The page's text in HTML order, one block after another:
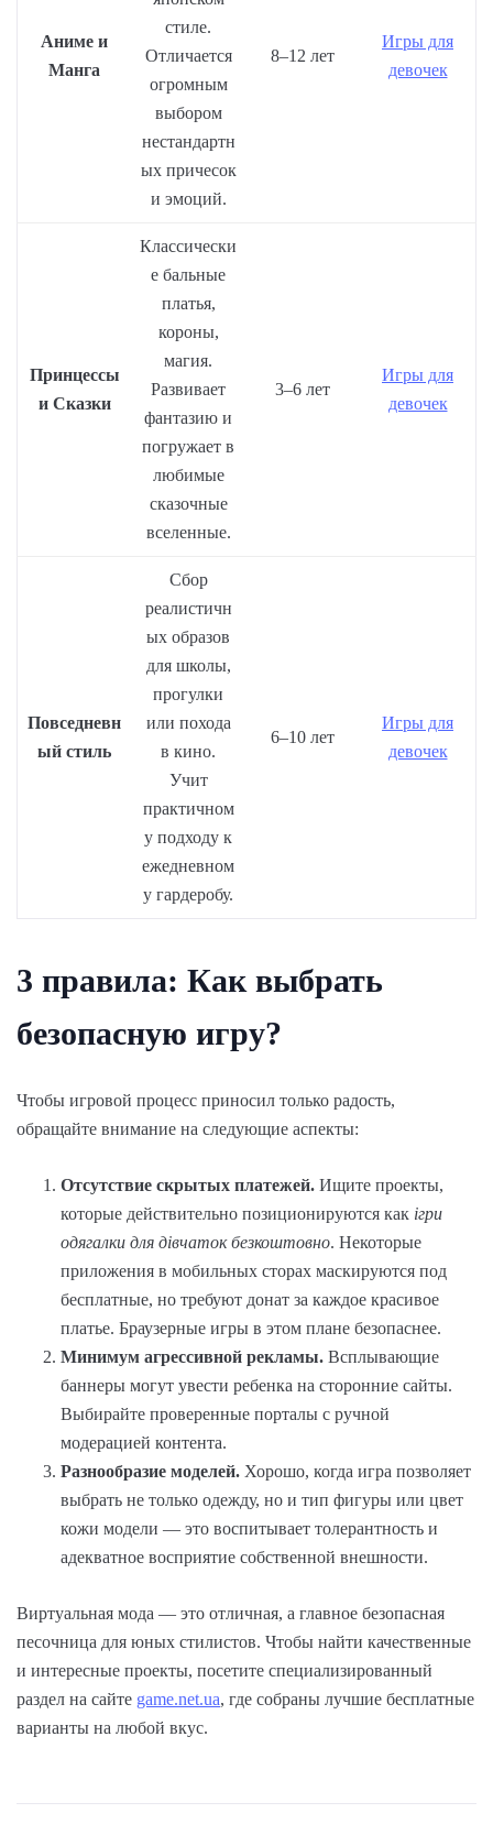
Аниме и
Манга
стиле.
Отличается
огромным
выбором
нестандартн
ых причесок
и эмоций.
8–12 лет
Игры для
девочек
Принцессы
и Сказки
Классически
е бальные
платья,
короны,
магия.
Развивает
фантазию и
погружает в
любимые
сказочные
вселенные.
3–6 лет
Игры для
девочек
Повседневн
ый стиль
Сбор
реалистичн
ых образов
для школы,
прогулки
или похода
в кино.
Учит
практичном
у подходу к
ежедневном
у гардеробу.
6–10 лет
Игры для
девочек
3 правила: Как выбрать
безопасную игру?
Чтобы игровой процесс приносил только радость,
обращайте внимание на следующие аспекты:
Отсутствие скрытых платежей. Ищите проекты,
которые действительно позиционируются как ігри
одягалки для дівчаток безкоштовно. Некоторые
приложения в мобильных сторах маскируются под
бесплатные, но требуют донат за каждое красивое
платье. Браузерные игры в этом плане безопаснее.
Минимум агрессивной рекламы. Всплывающие
баннеры могут увести ребенка на сторонние сайты.
Выбирайте проверенные порталы с ручной
модерацией контента.
Разнообразие моделей. Хорошо, когда игра позволяет
выбрать не только одежду, но и тип фигуры или цвет
кожи модели — это воспитывает толерантность и
адекватное восприятие собственной внешности.
Виртуальная мода — это отличная, а главное безопасная
песочница для юных стилистов. Чтобы найти качественные
и интересные проекты, посетите специализированный
раздел на сайте game.net.ua, где собраны лучшие бесплатные
варианты на любой вкус.